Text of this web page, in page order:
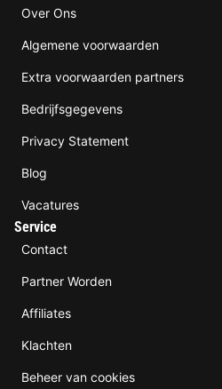
Over Ons
Algemene voorwaarden
Extra voorwaarden partners
Bedrijfsgegevens
Privacy Statement
Blog
Vacatures
Service
Contact
Partner Worden
Affiliates
Klachten
Beheer van cookies